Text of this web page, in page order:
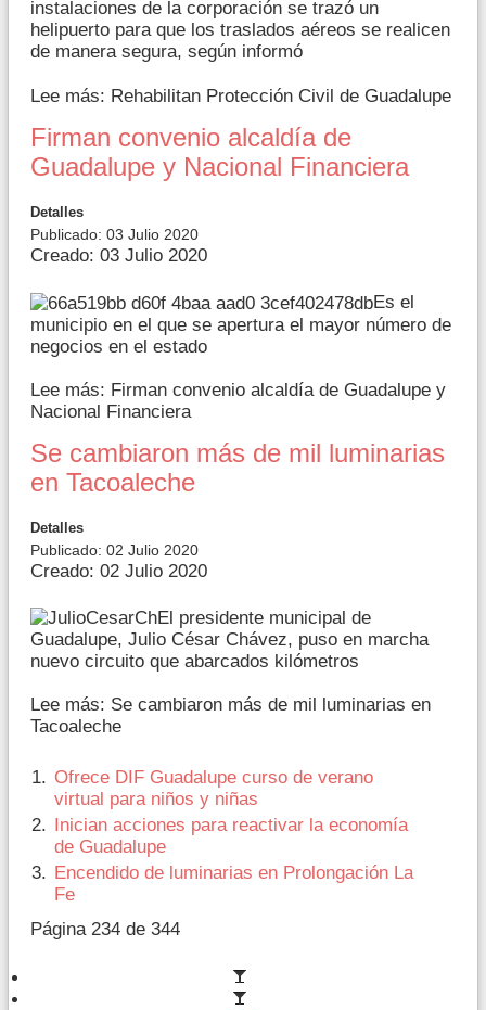
instalaciones de la corporación se trazó un
helipuerto para que los traslados aéreos se realicen
de manera segura, según informó
Lee más: Rehabilitan Protección Civil de Guadalupe
Firman convenio alcaldía de
Guadalupe y Nacional Financiera
Detalles
Publicado: 03 Julio 2020
Creado: 03 Julio 2020
Es el
municipio en el que se apertura el mayor número de
negocios en el estado
Lee más: Firman convenio alcaldía de Guadalupe y
Nacional Financiera
Se cambiaron más de mil luminarias
en Tacoaleche
Detalles
Publicado: 02 Julio 2020
Creado: 02 Julio 2020
El presidente municipal de
Guadalupe, Julio César Chávez, puso en marcha
nuevo circuito que abarcados kilómetros
Lee más: Se cambiaron más de mil luminarias en
Tacoaleche
Ofrece DIF Guadalupe curso de verano
virtual para niños y niñas
Inician acciones para reactivar la economía
de Guadalupe
Encendido de luminarias en Prolongación La
Fe
Página 234 de 344